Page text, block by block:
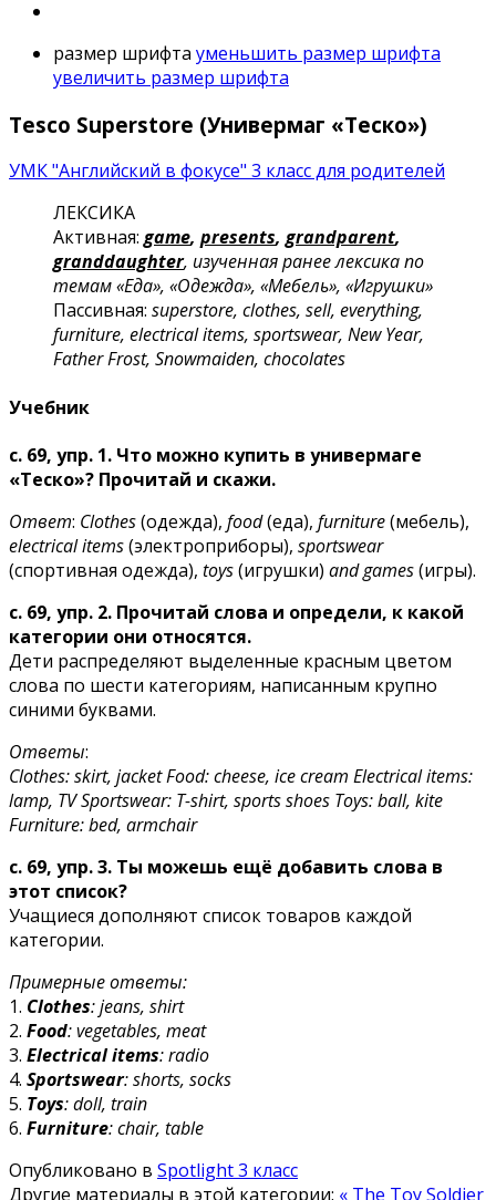
размер шрифта уменьшить размер шрифта
увеличить размер шрифта
Tesco Superstore (Универмаг «Теско»)
УМК "Английский в фокусе" 3 класс для родителей
ЛЕКСИКА
Активная: game, presents, grandparent,
granddaughter, изученная ранее лексика по
темам «Еда», «Одежда», «Мебель», «Игрушки»
Пассивная: superstore, clothes, sell, everything,
furniture, electrical items, sportswear, New Year,
Father Frost, Snowmaiden, chocolates
Учебник
с. 69, упр. 1. Что можно купить в универмаге
«Теско»? Прочитай и скажи.
Ответ: Clothes(одежда), food(еда), furniture(мебель),
electrical items(электроприборы), sportswear
(спортивная одежда), toys(игрушки) and games(игры).
с. 69, упр. 2. Прочитай слова и определи, к какой
категории они относятся.
Дети распределяют выделенные красным цветом
слова по шести категориям, написанным крупно
синими буквами.
Ответы:
Clothes: skirt, jacket Food: cheese, ice cream Electrical items:
lamp, TV Sportswear: T-shirt, sports shoes Toys: ball, kite
Furniture: bed, armchair
c. 69, упр. 3. Ты можешь ещё добавить слова в
этот список?
Учащиеся дополняют список товаров каждой
категории.
Примерные ответы:
1. Clothes: jeans, shirt
2. Food: vegetables, meat
3. Electrical items: radio
4. Sportswear: shorts, socks
5. Toys: doll, train
6. Furniture: chair, table
Опубликовано в Spotlight 3 класс
Другие материалы в этой категории: « The Toy Soldier